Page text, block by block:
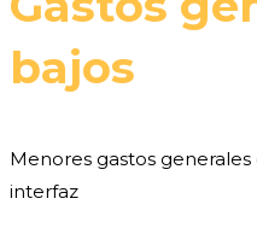
bajos
Menores gastos
interfaz